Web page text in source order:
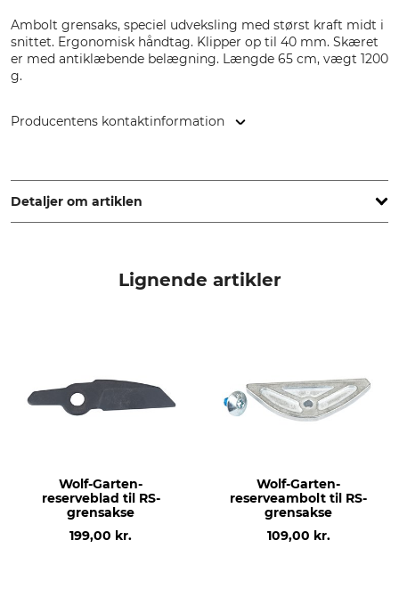
Ambolt grensaks, speciel udveksling med størst kraft midt i
snittet. Ergonomisk håndtag. Klipper op til 40 mm. Skæret
er med antiklæbende belægning. Længde 65 cm, vægt 1200
g.
Producentens kontaktinformation
Saarbrücken, Germany, www.wolf-garten.com
Detaljer om artiklen
Ambolt-grensakse
Modelbetegnelse
produktion
Lignende artikler
Wolf-Garten-
reserveblad til RS-
grensakse
199,00 kr.
Wolf-Garten-
reserveambolt til RS-
grensakse
109,00 kr.